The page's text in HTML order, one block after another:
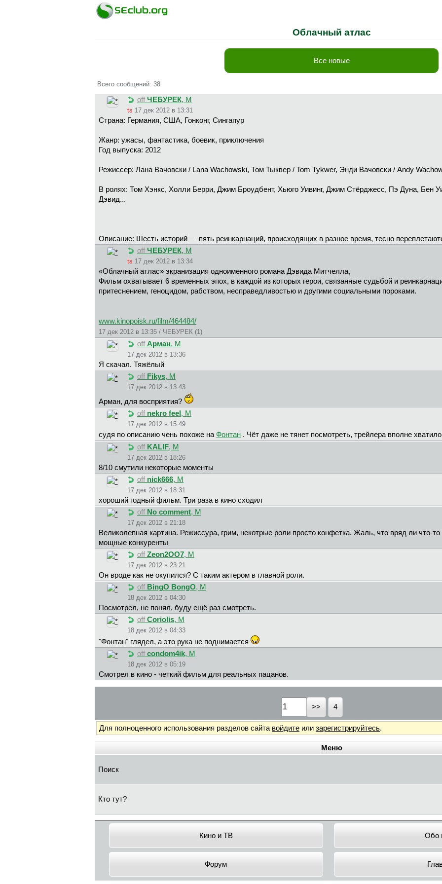
Облачный атлас
Все новые
Всего сообщений: 38
off ЧЕБУРЕК, М
ts 17 дек 2012 в 13:31
Страна: Германия, США, Гонконг, Сингапур
Жанр: ужасы, фантастика, боевик, приключения
Год выпуска: 2012
Режиссер: Лана Вачовски / Lana Wachowski, Том Тыквер / Tom Tykwer, Энди Вачовски / Andy
В ролях: Том Хэнкс, Холли Берри, Джим Броудбент, Хьюго Уивинг, Джим Стёрджесс, Пэ Дуна, Бен
Дэвид...
Описание: Шесть историй — пять реинкарнаций, происходящих в разное время, тесно
off ЧЕБУРЕК, М
ts 17 дек 2012 в 13:34
«Облачный атлас» экранизация одноименного романа Дэвида Митчелла,
Фильм охватывает 6 временных эпох, в каждой из которых герои, связанные судьбой и
притеснением, геноцидом, рабством, несправедливостью и другими социальными пороками.
www.kinopoisk.ru/film/464484/
17 дек 2012 в 13:35 / ЧЕБУРЕК (1)
off Арман, М
17 дек 2012 в 13:36
Я скачал. Тяжёлый
off Fikys, М
17 дек 2012 в 13:43
Арман, для восприятия?
off nekro feel , М
17 дек 2012 в 15:49
судя по описанию чень похоже наФонтан . Чёт даже не тянет посмотреть, трейлера вполне
off KALIF, М
17 дек 2012 в 18:26
8/10 смутили некоторые моменты
off nick666, М
17 дек 2012 в 18:31
хороший годный фильм. Три раза в кино сходил
off No comment, М
17 дек 2012 в 21:18
Великолепная картина. Режиссура, грим, некотрые роли просто конфетка. Жаль, что вряд ли что-
мощные конкуренты
off Zeon2OO7, М
17 дек 2012 в 23:21
Он вроде как не окупился? С таким актером в главной роли.
off BingO BongO, М
18 дек 2012 в 04:30
Посмотрел, не понял, буду ещё раз смотреть.
off Coriolis, М
18 дек 2012 в 04:33
"Фонтан" глядел, а это рука не поднимается
off condom4ik, М
18 дек 2012 в 05:19
Смотрел в кино - четкий фильм для реальных пацанов.
4
Для полноценного использования разделов сайта войдите или зарегистрируйтесь.
Меню
Поиск
Кто тут?
Кино и ТВ Обо
Форум